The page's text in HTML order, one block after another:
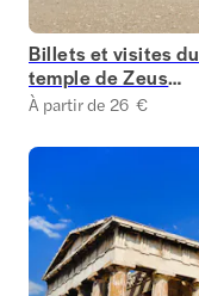
Billets et visites du
temple de Zeus
olympien
À partir de 26 €